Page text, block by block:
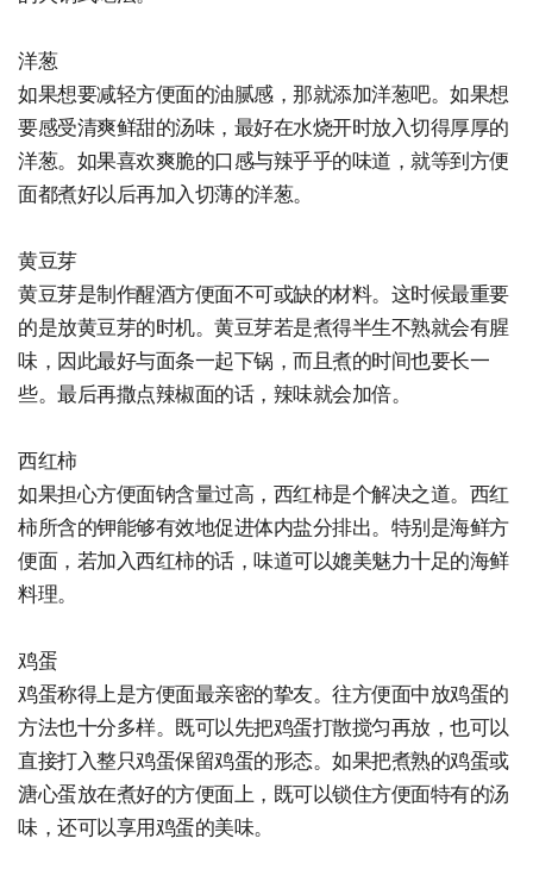
洋葱
如果想要减轻方便面的油腻感，那就添加洋葱吧。如果想
要感受清爽鲜甜的汤味，最好在水烧开时放入切得厚厚的
洋葱。如果喜欢爽脆的口感与辣乎乎的味道，就等到方便
面都煮好以后再加入切薄的洋葱。
黄豆芽
黄豆芽是制作醒酒方便面不可或缺的材料。这时候最重要
的是放黄豆芽的时机。黄豆芽若是煮得半生不熟就会有腥
味，因此最好与面条一起下锅，而且煮的时间也要长一
些。最后再撒点辣椒面的话，辣味就会加倍。
西红柿
如果担心方便面钠含量过高，西红柿是个解决之道。西红
柿所含的钾能够有效地促进体内盐分排出。特别是海鲜方
便面，若加入西红柿的话，味道可以媲美魅力十足的海鲜
料理。
鸡蛋
鸡蛋称得上是方便面最亲密的挚友。往方便面中放鸡蛋的
方法也十分多样。既可以先把鸡蛋打散搅匀再放，也可以
直接打入整只鸡蛋保留鸡蛋的形态。如果把煮熟的鸡蛋或
溏心蛋放在煮好的方便面上，既可以锁住方便面特有的汤
味，还可以享用鸡蛋的美味。